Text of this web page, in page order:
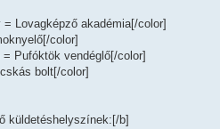
Lovagképző akadémia[/color]
color]
Pufóktök vendéglő[/color]
bolt[/color]
küldetéshelyszínek:[/b]